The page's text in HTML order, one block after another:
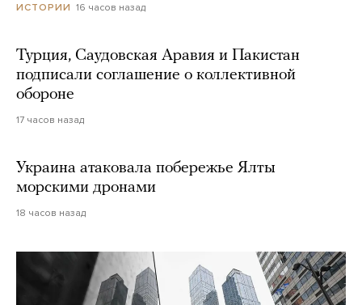
ИСТОРИИ 16 часов назад
Турция, Саудовская Аравия и Пакистан
подписали соглашение о коллективной
обороне
17 часов назад
Украина атаковала побережье Ялты
морскими дронами
18 часов назад